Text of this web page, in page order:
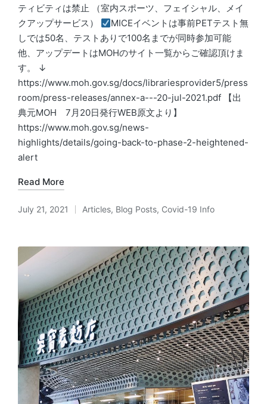
ティビティは禁止 （室内スポーツ、フェイシャル、メイ
クアップサービス）
MICEイベントは事前PETテスト無
しでは50名、テストありで100名までが同時参加可能
他、アップデートはMOHのサイト一覧からご確認頂けま
す。 ↓
https://www.moh.gov.sg/docs/librariesprovider5/press
room/press-releases/annex-a---20-jul-2021.pdf 【出
典元MOH 7月20日発行WEB原文より】
https://www.moh.gov.sg/news-
highlights/details/going-back-to-phase-2-heightened-
alert
Read More
July 21, 2021
Posted
Articles, Blog Posts, Covid-19 Info